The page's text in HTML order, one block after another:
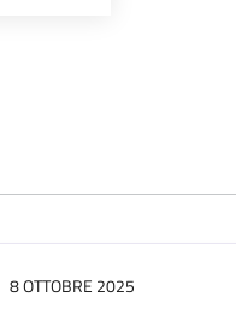
8 OTTOBRE 2025